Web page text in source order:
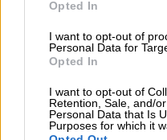
Opted In
I want to opt-out of
Personal Data for
Opted In
I want to opt-out of
Retention, Sale, and/
Personal Data that Is
Purposes for which it
αξιοποίησης του
αναγνωρίζοντας
Περιφέρειας στην